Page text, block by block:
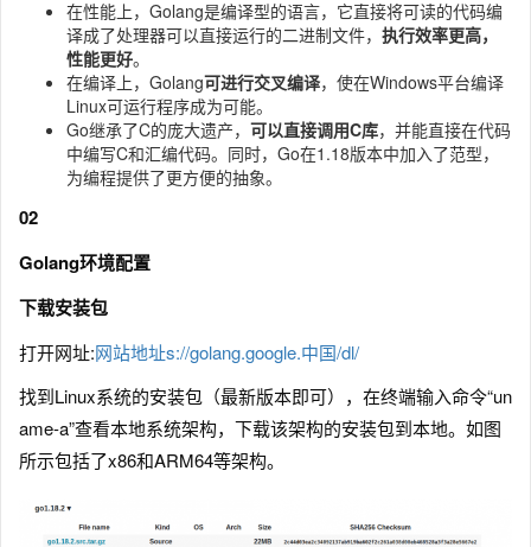
在性能上，Golang是编译型的语言，它直接将可读的代码编
译成了处理器可以直接运行的二进制文件， 执行效率更高，
性能更好。
在编译上，Golang可进行交叉编译，使在Windows平台编译
Linux可运行程序成为可能。
Go继承了C的庞大遗产， 可以直接调用C库，并能直接在代码
中编写C和汇编代码。同时，Go在1.18版本中加入了范型，
为编程提供了更方便的抽象。
02
Golang环境配置
下载安装包
打开网址:网站地址s://golang.google.中国/dl/
找到Linux系统的安装包（最新版本即可），在终端输入命令“un
ame-a”查看本地系统架构，下载该架构的安装包到本地。如图
所示包括了x86和ARM64等架构。